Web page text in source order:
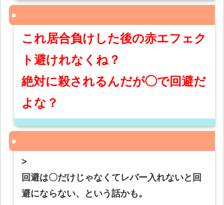
これ居合負けした後の赤エフェク
ト避けれなくね？
絶対に殺されるんだが◯で回避だ
よな？
>
回避は〇だけじゃなくてレバー入れないと回
避にならない、という話かも。